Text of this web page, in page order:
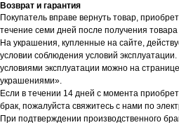
Возврат и гарантия
Покупатель вправе вернуть товар,
течение семи дней после получения
На украшения, купленные на сайте,
условии соблюдения условий
условиями эксплуатации можно на
украшениями».
Если в течении 14 дней с момента
брак, пожалуйста свяжитесь с нами по
При подтверждении производственного